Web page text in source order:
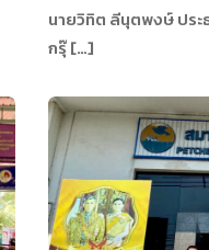
นายวิทิต ลีนุตพงษ์ ประ
กรุ๊ […]